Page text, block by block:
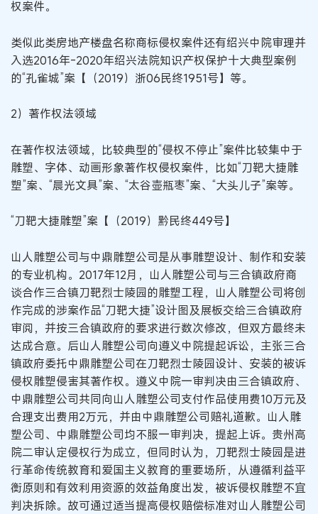
权案件。
类似此类房地产楼盘名称商标侵权案件还有绍兴中院审理并
入选2016年-2020年绍兴法院知识产权保护十大典型案例
的“孔雀城”案【（2019）浙06民终1951号】等。
2）著作权法领域
在著作权法领域，比较典型的“侵权不停止”案件比较集中于
雕塑、字体、动画形象著作权侵权案件，比如“刀靶大捷雕
塑”案、“晨光文具”案、“太谷壶瓶枣”案、“大头儿子”案等。
“刀靶大捷雕塑”案【（2019）黔民终449号】
山人雕塑公司与中鼎雕塑公司是从事雕塑设计、制作和安装
的专业机构。2017年12月，山人雕塑公司与三合镇政府商
谈合作三合镇刀靶烈士陵园的雕塑工程，山人雕塑公司将创
作完成的涉案作品“刀靶大捷”设计图及展板交给三合镇政府
审阅，并按三合镇政府的要求进行数次修改，但双方最终未
达成合意。后山人雕塑公司向遵义中院提起诉讼，主张三合
镇政府委托中鼎雕塑公司在刀靶烈士陵园设计、安装的被诉
侵权雕塑侵害其著作权。遵义中院一审判决由三合镇政府、
中鼎雕塑公司共同向山人雕塑公司支付作品使用费10万元及
合理支出费用2万元，并由中鼎雕塑公司赔礼道歉。山人雕
塑公司、中鼎雕塑公司均不服一审判决，提起上诉。贵州高
院二审认定侵权行为成立，但同时认为，刀靶烈士陵园是进
行革命传统教育和爱国主义教育的重要场所，从遵循利益平
衡原则和有效利用资源的效益角度出发，被诉侵权雕塑不宜
判决拆除。故可通过适当提高侵权赔偿标准对山人雕塑公司